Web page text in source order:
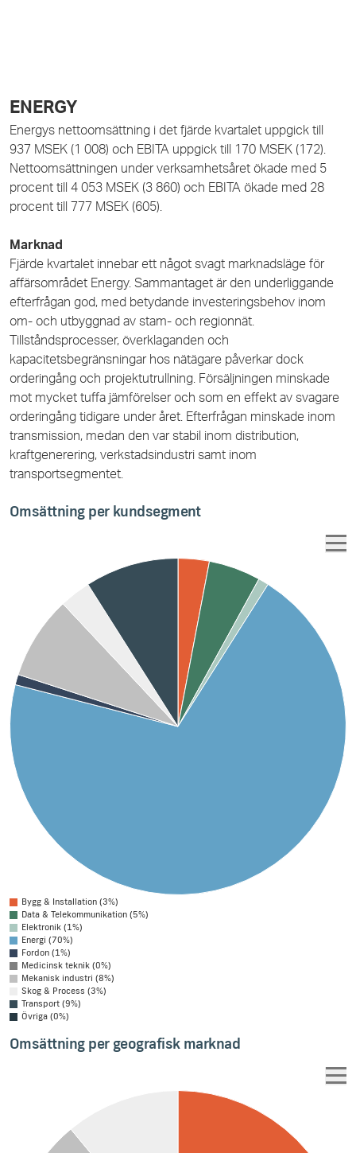
ENERGY
Energys nettoomsättning i det fjärde kvartalet uppgick till
937 MSEK (1 008) och EBITA uppgick till 170 MSEK (172).
Nettoomsättningen under verksamhetsåret ökade med 5
procent till 4 053 MSEK (3 860) och EBITA ökade med 28
procent till 777 MSEK (605).
Marknad
Fjärde kvartalet innebar ett något svagt marknadsläge för
affärsområdet Energy. Sammantaget är den underliggande
efterfrågan god, med betydande investeringsbehov inom
om- och utbyggnad av stam- och regionnät.
Tillståndsprocesser, överklaganden och
kapacitetsbegränsningar hos nätägare påverkar dock
orderingång och projektutrullning. Försäljningen minskade
mot mycket tuffa jämförelser och som en effekt av svagare
orderingång tidigare under året. Efterfrågan minskade inom
transmission, medan den var stabil inom distribution,
kraftgenerering, verkstadsindustri samt inom
transportsegmentet.
Omsättning per kundsegment
Bygg & Installation (3%)
Data & Telekommunikation (5%)
Elektronik (1%)
Energi (70%)
Fordon (1%)
Medicinsk teknik (0%)
Mekanisk industri (8%)
Skog & Process (3%)
Transport (9%)
Övriga (0%)
Omsättning per geografisk marknad